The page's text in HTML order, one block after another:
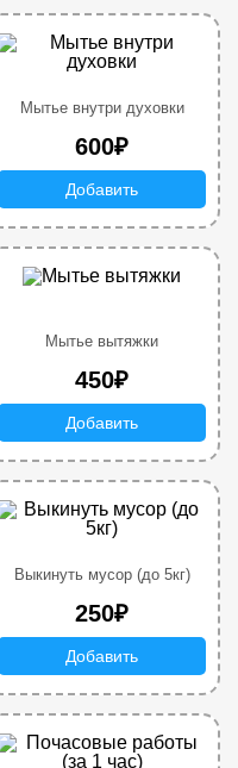
Мытье внутри духовки
600₽
Добавить
Мытье вытяжки
450₽
Добавить
Выкинуть мусор (до 5кг)
250₽
Добавить